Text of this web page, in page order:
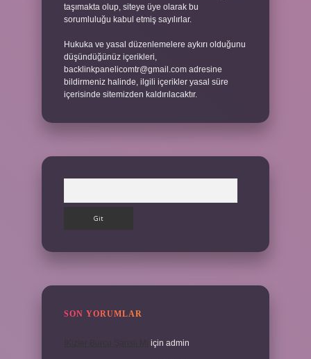
taşımakta olup, siteye üye olarak bu
sorumluluğu kabul etmiş sayılırlar.
Hukuka ve yasal düzenlemelere aykırı olduğunu
düşündüğünüz içerikleri,
backlinkpanelicomtr@gmail.com adresine
bildirmeniz halinde, ilgili içerikler yasal süre
içerisinde sitemizden kaldırılacaktır.
SON YORUMLAR
için admin